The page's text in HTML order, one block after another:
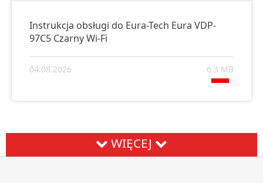
Instrukcja obsługi do Eura-Tech Eura VDP-
97C5 Czarny Wi-Fi
6.3 MB
04.08.2026
WIĘCEJ